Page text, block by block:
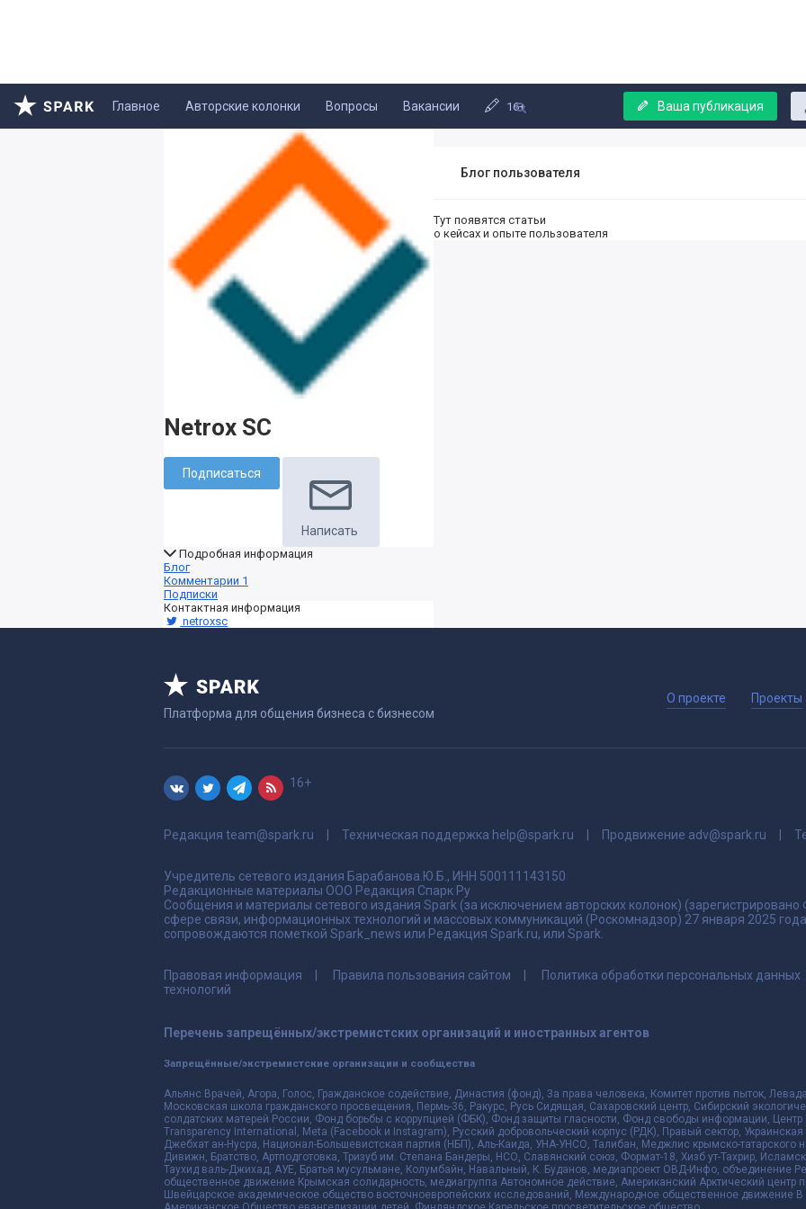
Главное Авторские колонки Вопросы Вакансии Ваша публикация
16+
Netrox SC
Подписаться
Написать
Подробная информация
Блог
Комментарии 1
Подписки
Контактная информация
netroxsc
Блог пользователя
Тут появятся статьи
о кейсах и опыте пользователя
Платформа для общения бизнеса с бизнесом
О проекте Проекты
16+
Редакция team@spark.ru Техническая поддержка help@spark.ru Продвижение adv@spark.ru
Учредитель сетевого издания Барабанова.Ю.Б., ИНН 500111143150
Редакционные материалы ООО Редакция Спарк Ру
Сообщения и материалы сетевого издания Spark (за исключением авторских колонок)
сфере связи, информационных технологий и массовых коммуникаций (Роскомнадзор) 27 января 2025
сопровождаются пометкой Spark_news или Редакция Spark.ru, или Spark.
Правовая информация Правила пользования сайтом Политика обработки персональных данных
технологий
Перечень запрещённых/экстремистских организаций и иностранных агентов
Запрещённые/экстремистские организации и сообщества
Альянс Врачей, Агора, Голос, Гражданское содействие, Династия (фонд), За права человека, Комитет против пыток,
Московская школа гражданского просвещения, Пермь-36, Ракурс, Русь Сидящая, Сахаровский центр, Сибирский
солдатских матерей России, Фонд борьбы с коррупцией (ФБК), Фонд защиты гласности, Фонд свободы информации,
Transparency International, Meta (Facebook и Instagram), Русский добровольческий корпус (РДК), Правый сектор,
Джебхат ан-Нусра, Национал-Большевистская партия (НБП), Аль-Каида, УНА-УНСО, Талибан, Меджлис крымско-татарского
Дивижн, Братство, Артподготовка, Тризуб им. Степана Бандеры, НСО, Славянский союз, Формат-18, Хизб ут-Тахрир,
Таухид валь-Джихад, АУЕ, Братья мусульмане, Колумбайн, Навальный, К. Буданов, медиапроект ОВД-Инфо, объединение
общественное движение Крымская солидарность, медиагруппа Автономное действие, Американский Арктический центр
Швейцарское академическое общество восточноевропейских исследований, Международное общественное движение В